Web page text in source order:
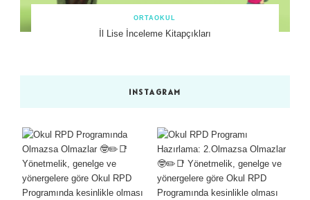
ORTAOKUL
İl Lise İnceleme Kitapçıkları
INSTAGRAM